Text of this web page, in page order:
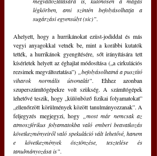
légkörben, ami szintén befolyásolhatja a
sugárzási egyensúlyt (sic)”.
Ahelyett, hogy a hurrikánokat ezüst-jodiddal és más
vegyi anyagokkal vetnék be, mint a korábbi kutatók
tették, a hurrikánok gyengítésére, sőt irányítására tett
kísérletek helyett az éghajlat módosítása („a cirkulációs
rezsimek megváltoztatása”) „befolyásolhatná a pusztító
viharok normális útvonalát”. Ehhez azonban
szuperszámítógépekre volt szükség. A számítógépek
lehetővé teszik, hogy „különböző fizikai folyamatokat”
„ellenőrzött körülmények között tanulmányozzanak”. A
feljegyzés megjegyzi, hogy „most már nemcsak az
atmoszférikus folyamatokba való emberi beavatkozás
következményeiről való spekuláció vált lehetővé, hanem
e következmények ösztönzése, tesztelése és
tanulmányozása is”.